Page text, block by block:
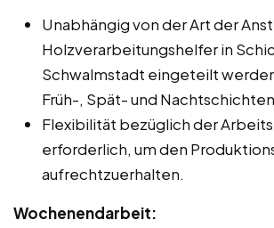
Unabhängig von der Art der
Holzverarbeitungshelfer in
Schwalmstadt eingeteilt
Früh-, Spät- und
Flexibilität bezüglich der
erforderlich, um den
aufrechtzuerhalten.
Wochenendarbeit: